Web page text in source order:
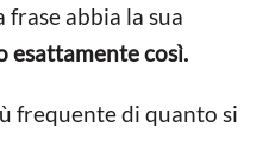
abbia la sua
esattamente così.
frequente di quanto si